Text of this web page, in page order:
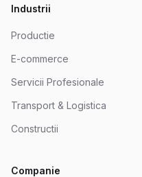
Industrii
Productie
E-commerce
Servicii Profesionale
Transport & Logistica
Constructii
Companie